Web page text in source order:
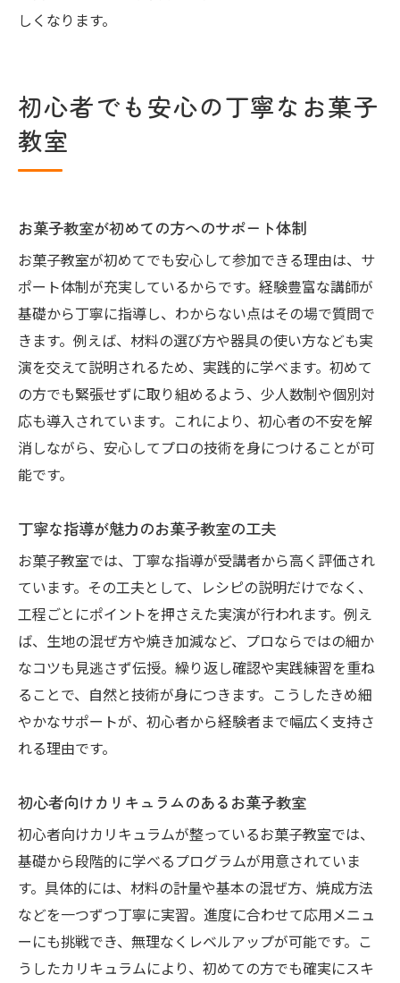
しくなります。
初心者でも安心の丁寧なお菓子
教室
お菓子教室が初めての方へのサポート体制
お菓子教室が初めてでも安心して参加できる理由は、サ
ポート体制が充実しているからです。経験豊富な講師が
基礎から丁寧に指導し、わからない点はその場で質問で
きます。例えば、材料の選び方や器具の使い方なども実
演を交えて説明されるため、実践的に学べます。初めて
の方でも緊張せずに取り組めるよう、少人数制や個別対
応も導入されています。これにより、初心者の不安を解
消しながら、安心してプロの技術を身につけることが可
能です。
丁寧な指導が魅力のお菓子教室の工夫
お菓子教室では、丁寧な指導が受講者から高く評価され
ています。その工夫として、レシピの説明だけでなく、
工程ごとにポイントを押さえた実演が行われます。例え
ば、生地の混ぜ方や焼き加減など、プロならではの細か
なコツも見逃さず伝授。繰り返し確認や実践練習を重ね
ることで、自然と技術が身につきます。こうしたきめ細
やかなサポートが、初心者から経験者まで幅広く支持さ
れる理由です。
初心者向けカリキュラムのあるお菓子教室
初心者向けカリキュラムが整っているお菓子教室では、
基礎から段階的に学べるプログラムが用意されていま
す。具体的には、材料の計量や基本の混ぜ方、焼成方法
などを一つずつ丁寧に実習。進度に合わせて応用メニュ
ーにも挑戦でき、無理なくレベルアップが可能です。こ
うしたカリキュラムにより、初めての方でも確実にスキ